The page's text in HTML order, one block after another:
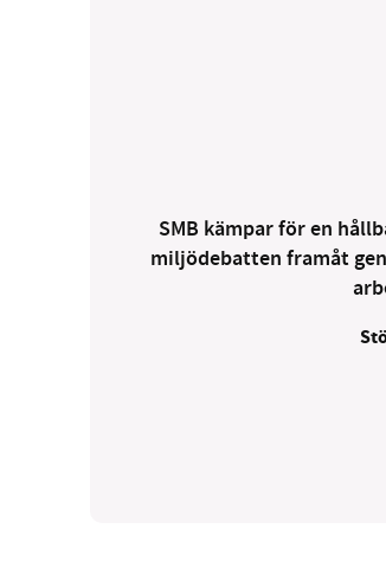
SMB kämpar för en
miljödebatten framåt